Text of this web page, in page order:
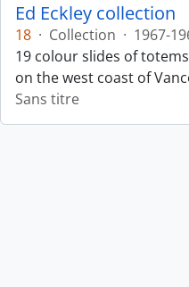
Ed Eckley collection
18 · Collection · 1967-
19 colour slides of
on the west coast of
Sans titre